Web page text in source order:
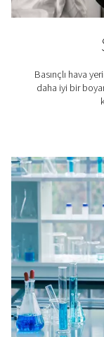
Lityum